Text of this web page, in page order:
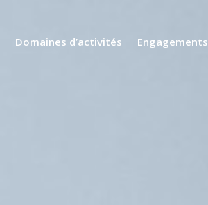
Domaines d’activités Engagements